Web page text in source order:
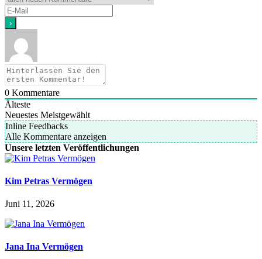
0 Kommentare
Älteste
Neuestes Meistgewählt
Inline Feedbacks
Alle Kommentare anzeigen
Unsere letzten Veröffentlichungen
Kim Petras Vermögen
Juni 11, 2026
Jana Ina Vermögen